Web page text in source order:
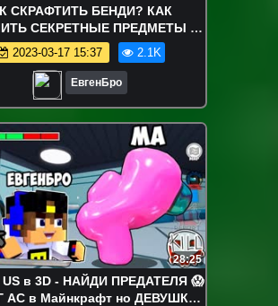
СКРАФТИТЬ БЕНДИ? КАК
СЕКРЕТНЫЕ ПРЕДМЕТЫ В
Защита нуба
2023-03-17 15:37 2.1K
ЕвгенБро
28:25
US в 3D - НАЙДИ ПРЕДАТЕЛЯ 😱
АС в Майнкрафт но ДЕВУШКА